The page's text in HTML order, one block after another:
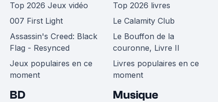
Top 2026 Jeux vidéo
007 First Light
Assassin's Creed: Black
Flag - Resynced
Jeux populaires en ce
moment
Top 2026 livres
Le Calamity Club
Le Bouffon de la
couronne, Livre II
Livres populaires en ce
moment
BD Musique